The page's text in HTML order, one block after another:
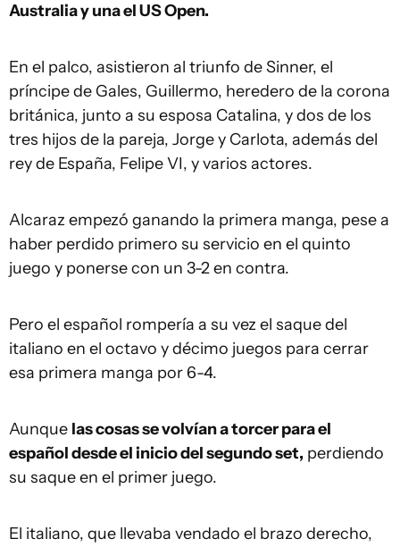
Australia y una el US Open.
En el palco, asistieron al triunfo de Sinner, el
príncipe de Gales, Guillermo, heredero de la corona
británica, junto a su esposa Catalina, y dos de los
tres hijos de la pareja, Jorge y Carlota, además del
rey de España, Felipe VI, y varios actores.
Alcaraz empezó ganando la primera manga, pese a
haber perdido primero su servicio en el quinto
juego y ponerse con un 3-2 en contra.
Pero el español rompería a su vez el saque del
italiano en el octavo y décimo juegos para cerrar
esa primera manga por 6-4.
Aunque las cosas se volvían a torcer para el
español desde el inicio del segundo set, perdiendo
su saque en el primer juego.
El italiano, que llevaba vendado el brazo derecho,